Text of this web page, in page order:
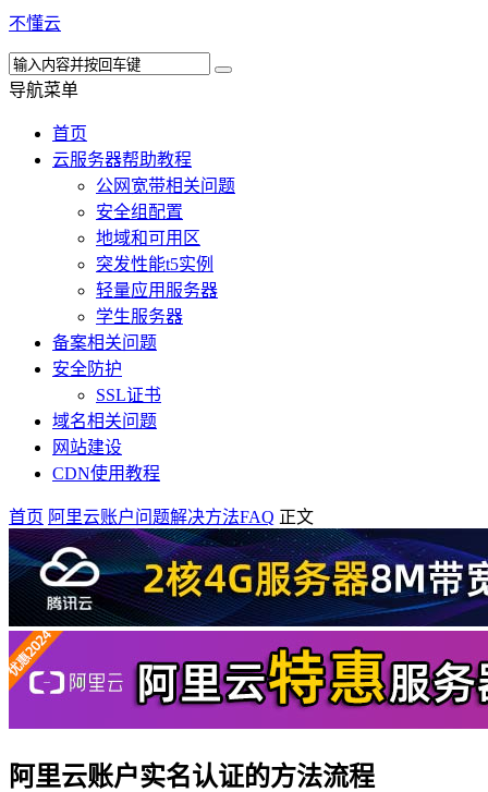
不懂云
导航菜单
首页
云服务器帮助教程
公网宽带相关问题
安全组配置
地域和可用区
突发性能t5实例
轻量应用服务器
学生服务器
备案相关问题
安全防护
SSL证书
域名相关问题
网站建设
CDN使用教程
首页 阿里云账户问题解决方法FAQ 正文
阿里云账户实名认证的方法流程